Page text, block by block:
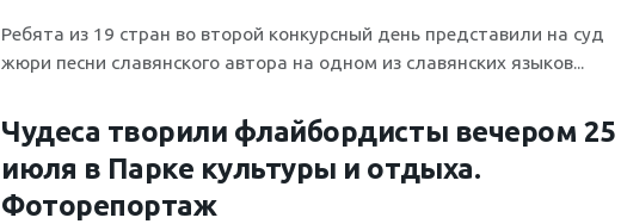
Ребята из 19 стран во второй конкурсный день представили на суд
жюри песни славянского автора на одном из славянских языков...
Чудеса творили флайбордисты вечером 25
июля в Парке культуры и отдыха.
Фоторепортаж